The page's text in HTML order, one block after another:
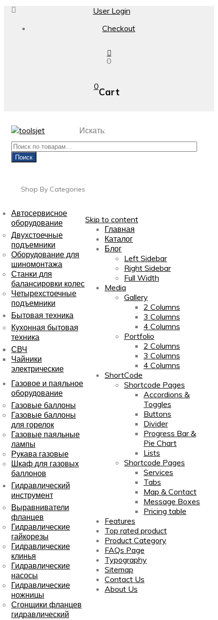
User Login
Checkout
0
0Cart
Искать:
Поиск
Shop By Categories
Skip to content
Главная
Каталог
Блог
Left Sidebar
Right Sidebar
Full Width
Media
Gallery
2 Columns
3 Columns
4 Columns
Portfolio
2 Columns
3 Columns
4 Columns
ShortCode
Shortcode Pages
Accordions &
Toggles
Buttons
Divider
Progress Bar &
Pie Chart
Lists
Shortcode Pages
Services
Tabs
Map & Contact
Message Boxes
Pricing table
Features
Top rated product
Product Category
FAQs Page
Typography
Sitemap
Contact Us
About Us
Автосервисное
оборудование
Двухстоечные
подъемники
Оборудование для
шиномонтажа
Станки для
балансировки колес
Четырехстоечные
подъемники
Бытовая техника
Кухонная бытовая
техника
СВЧ
Чайники
электрические
Газовое и паяльное
оборудование
Газовые баллоны
Газовые баллоны
для горелок
Газовые паяльные
лампы
Рукава газовые
Шкаф для газовых
баллонов
Гидравлический
инструмент
Выравниватели
фланцев
Гидравлические
гайкорезы
Гидравлические
клинья
Гидравлические
насосы
Гидравлические
ножницы
Сгонщики фланцев
гидравлический